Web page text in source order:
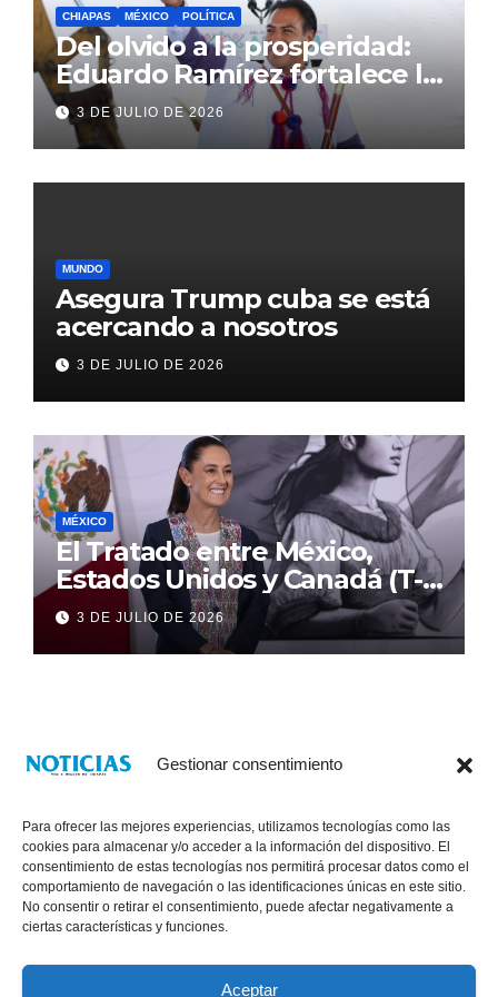
Gestionar consentimiento
Para ofrecer las mejores experiencias, utilizamos tecnologías como las
cookies para almacenar y/o acceder a la información del dispositivo. El
consentimiento de estas tecnologías nos permitirá procesar datos como el
comportamiento de navegación o las identificaciones únicas en este sitio.
No consentir o retirar el consentimiento, puede afectar negativamente a
ciertas características y funciones.
Aceptar
CHIAPAS MÉXICO POLÍTICA
Del olvido a la prosperidad:
Eduardo Ramírez fortalece la
transformación de Aldama
con inversión histórica
3 DE JULIO DE 2026
MUNDO
Asegura Trump cuba se está
acercando a nosotros
3 DE JULIO DE 2026
MÉXICO
El Tratado entre México,
Estados Unidos y Canadá (T-
MEC) se mantiene hasta el
2036: Presidenta Claudia
Sheinbaum
3 DE JULIO DE 2026
® Derechos Reservados 2026|
Chiapas. VENTAS: 961 6120154